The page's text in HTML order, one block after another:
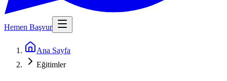
Hemen Başvur
Ana Sayfa
Eğitimler